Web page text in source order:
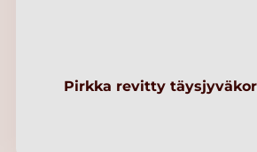
Pirkka revitty